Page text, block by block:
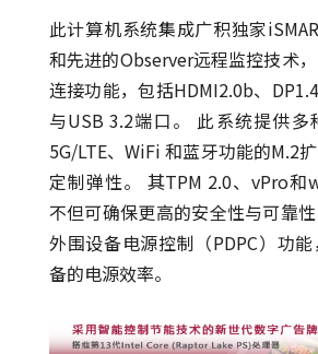
此计算机系统集成广积独家
和先进的Observer远程监控技术
连接功能，包括HDMI2.0b、
与USB 3.2端口。 此系统提供多
5G/LTE、WiFi 和蓝牙功能的M.2
定制弹性。 其TPM 2.0、vPro
不但可确保更高的安全性与可靠
外围设备电源控制（PDPC）功
备的电源效率。